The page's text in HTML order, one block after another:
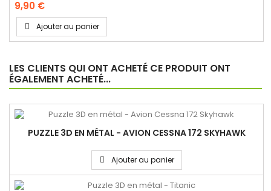
9,90 €
Ajouter au panier
LES CLIENTS QUI ONT ACHETÉ CE PRODUIT ONT
ÉGALEMENT ACHETÉ...
PUZZLE 3D EN MÉTAL - AVION CESSNA 172 SKYHAWK
Ajouter au panier